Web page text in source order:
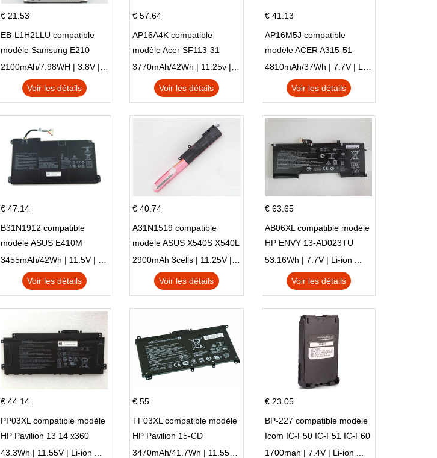
€ 21.53
EB-L1H2LLU compatible
modèle Samsung E210
E210K i939
Voir les détails
€ 57.64
AP16A4K compatible
modèle Acer SF113-31
AO1-132 NE132
Voir les détails
€ 41.13
AP16M5J compatible
modèle ACER A315-51-
51SL N17Q1 SERIES
Voir les détails
€ 47.14
B31N1912 compatible
modèle ASUS E410M
E410MA L410MA
Voir les détails
€ 40.74
A31N1519 compatible
modèle ASUS X540S X540L
X540LA-SI302 X540SA
X540S
Voir les détails
€ 63.65
AB06XL compatible modèle
HP ENVY 13-AD023TU
HSTNN-DB8C 921438-855
TPN-I128
53.16Wh | 7.7V | Li-ion ...
Voir les détails
€ 44.14
PP03XL compatible modèle
HP Pavilion 13 14 x360
L83388-AC1 L83388-421
43.3Wh | 11.55V | Li-ion ...
€ 55
TF03XL compatible modèle
HP Pavilion 15-CD
€ 23.05
BP-227 compatible modèle
Icom IC-F50 IC-F51 IC-F60
IC-F61 IC-M87
1700mah | 7.4V | Li-ion ...